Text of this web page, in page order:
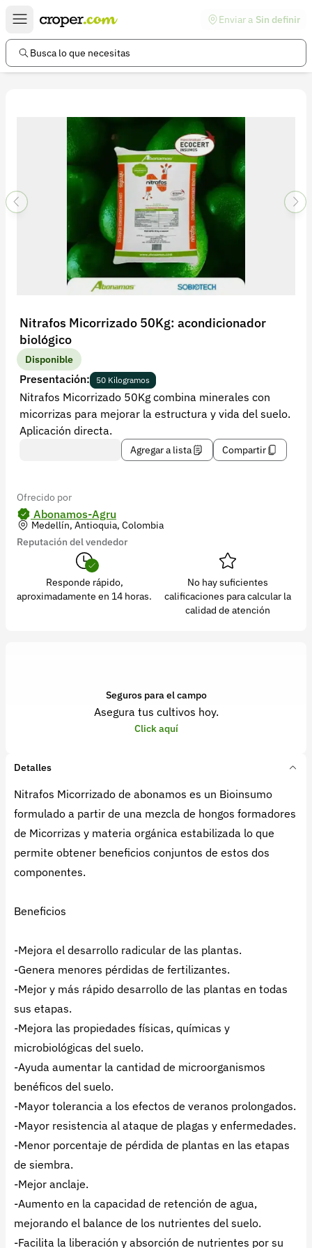
Enviar a Sin definir
Busca lo que necesitas
Nitrafos Micorrizado 50Kg: acondicionador
biológico
Disponible
Presentación: 50 Kilogramos
Nitrafos Micorrizado 50Kg combina minerales con
micorrizas para mejorar la estructura y vida del suelo.
Aplicación directa.
Agregar a lista Compartir
Ofrecido por
Abonamos-Agru
Medellín, Antioquia, Colombia
Reputación del vendedor
Responde rápido,
aproximadamente en 14 horas.
No hay suficientes
calificaciones para calcular la
calidad de atención
Seguros para el campo
Asegura tus cultivos hoy.
Click aquí
Detalles
Nitrafos Micorrizado de abonamos es un Bioinsumo
formulado a partir de una mezcla de hongos formadores
de Micorrizas y materia orgánica estabilizada lo que
permite obtener beneficios conjuntos de estos dos
componentes.
Beneficios
-Mejora el desarrollo radicular de las plantas.
-Genera menores pérdidas de fertilizantes.
-Mejor y más rápido desarrollo de las plantas en todas
sus etapas.
-Mejora las propiedades físicas, químicas y
microbiológicas del suelo.
-Ayuda aumentar la cantidad de microorganismos
benéficos del suelo.
-Mayor tolerancia a los efectos de veranos prolongados.
-Mayor resistencia al ataque de plagas y enfermedades.
-Menor porcentaje de pérdida de plantas en las etapas
de siembra.
-Mejor anclaje.
-Aumento en la capacidad de retención de agua,
mejorando el balance de los nutrientes del suelo.
-Facilita la liberación y absorción de nutrientes por su
Enlaces de interés
Preguntas frecuentes
Información legal
Términos y condiciones
Política de devoluciones
Política de privacidad
Iniciar sesión
Recuperar contraseña
Contacto
Soporte
+57 323 2931928
contacto@croper.com
© 2026 Croper.com Todos los derechos reservados
Síguenos